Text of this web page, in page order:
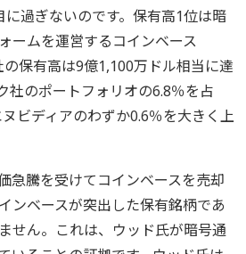
に過ぎないのです。保有高1位は暗
ームを運営するコインベース
の保有高は9億1,100万ドル相当に達
社のポートフォリオの6.8％を占
ビディアのわずか0.6％を大きく上
急騰を受けてコインベースを売却
ンベースが突出した保有銘柄であ
せん。これは、ウッド氏が暗号通